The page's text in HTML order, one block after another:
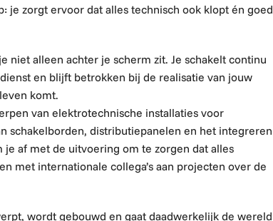
je zorgt ervoor dat alles technisch ook klopt én goed
niet alleen achter je scherm zit. Je schakelt continu
en blijft betrokken bij de realisatie van jouw
komt.
van elektrotechnische installaties voor
schakelborden, distributiepanelen en het integreren
je af met de uitvoering om te zorgen dat alles
met internationale collega’s aan projecten over de
wordt gebouwd en gaat daadwerkelijk de wereld